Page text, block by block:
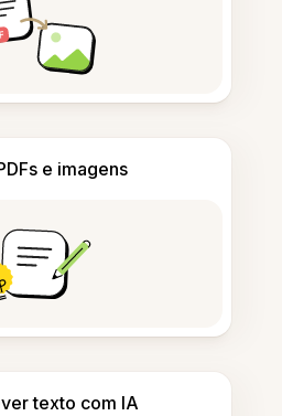
e imagens
texto com IA